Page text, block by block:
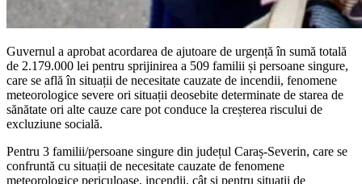
Guvernul a aprobat acordarea de ajutoare de urgență în sumă totală
de 2.179.000 lei pentru sprijinirea a 509 familii și persoane singure,
care se află în situații de necesitate cauzate de incendii, fenomene
meteorologice severe ori situații deosebite determinate de starea de
sănătate ori alte cauze care pot conduce la creșterea riscului de
excluziune socială.
Pentru 3 familii/persoane singure din județul Caraș-Severin, care se
confruntă cu situații de necesitate cauzate de fenomene
meteorologice periculoase, incendii, cât și pentru situații de